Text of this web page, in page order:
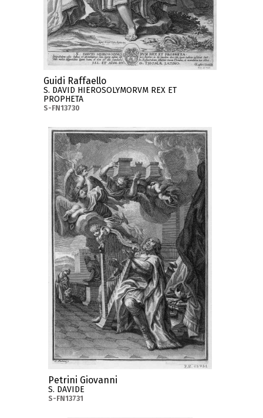
Guidi Raffaello
S. DAVID HIEROSOLYMORVM REX ET
PROPHETA
S-FN13730
Petrini Giovanni
S. DAVIDE
S-FN13731